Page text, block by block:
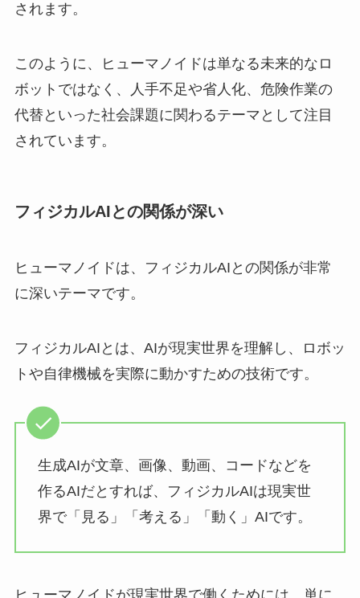
されます。
このように、ヒューマノイドは単なる未来的なロ
ボットではなく、人手不足や省人化、危険作業の
代替といった社会課題に関わるテーマとして注目
されています。
フィジカルAIとの関係が深い
ヒューマノイドは、フィジカルAIとの関係が非常
に深いテーマです。
フィジカルAIとは、AIが現実世界を理解し、ロボッ
トや自律機械を実際に動かすための技術です。
生成AIが文章、画像、動画、コードなどを
作るAIだとすれば、フィジカルAIは現実世
界で「見る」「考える」「動く」AIです。